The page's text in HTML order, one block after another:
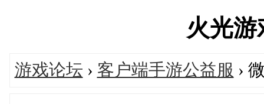
火光
游戏论坛 › 客户端手游公益服 ›